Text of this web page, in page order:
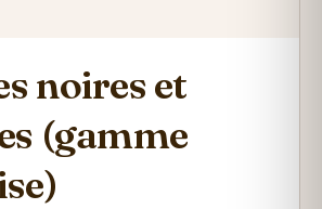
noires et
(gamme